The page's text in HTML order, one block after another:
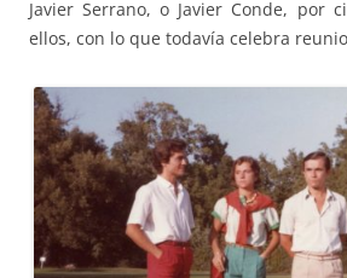
Javier Serrano, o Javier Conde, por
ellos, con lo que todavía celebra